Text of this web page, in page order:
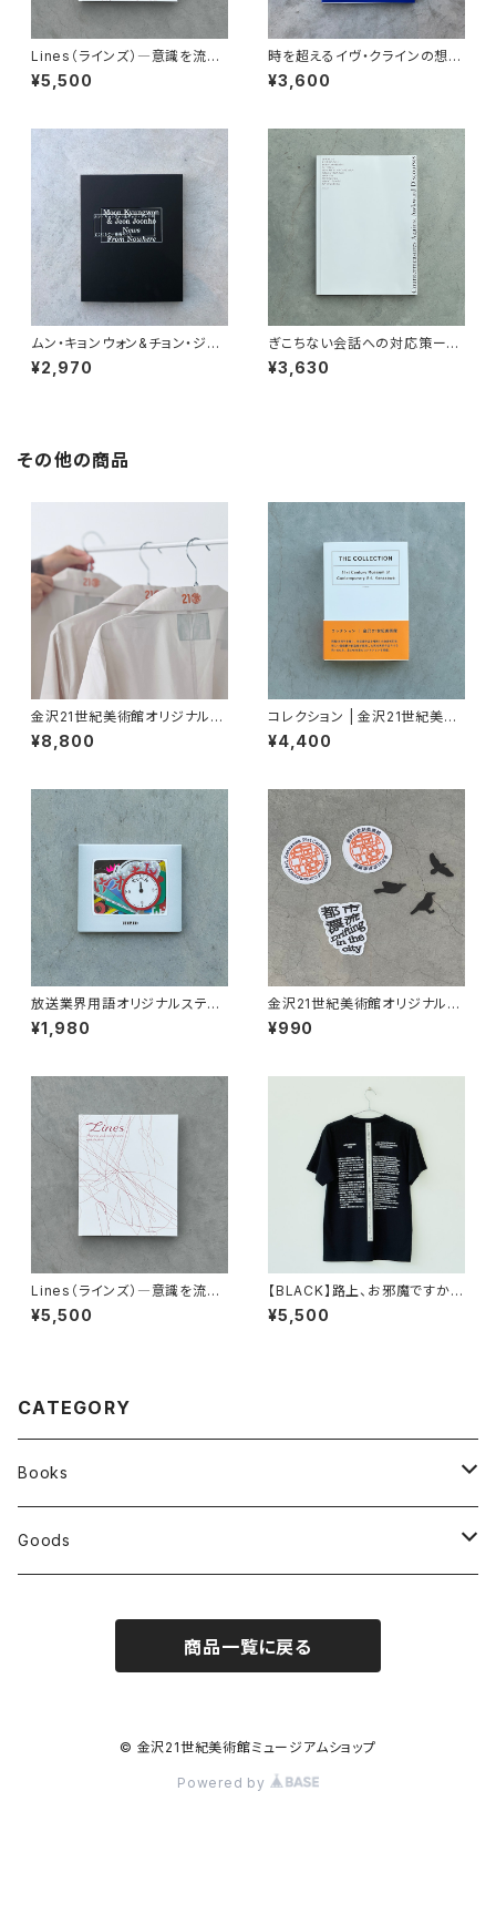
Lines（ラインズ）―意識を流れ
に合わせる 展覧会カタログ
¥5,500
時を超えるイヴ・クラインの想像
力―不確かさと非物質的なるも
の 展覧会カタログ
¥3,600
ムン・キョンウォン&チョン・ジュ
ンホ：どこにもない場所のこと
展覧会カタログ
¥2,970
ぎこちない会話への対応策ー第
三波フェミニズムの視点で 展
覧会カタログ
¥3,630
その他の商品
金沢21世紀美術館オリジナル実
習着
¥8,800
コレクション | 金沢21世紀美術
館〈第3版〉
¥4,400
放送業界用語オリジナルステッ
カーセット
¥1,980
金沢21世紀美術館オリジナル刺
繍ワッペン
¥990
Lines（ラインズ）―意識を流れ
に合わせる 展覧会カタログ
¥5,500
【BLACK】路上、お邪魔ですか？
オリジナルTシャツ
¥5,500
CATEGORY
Books
展覧会カタログ
Goods
アーティストグッズ
江康泉 電気心音
商品一覧に戻る
© 金沢21世紀美術館ミュージアムショップ
Powered by